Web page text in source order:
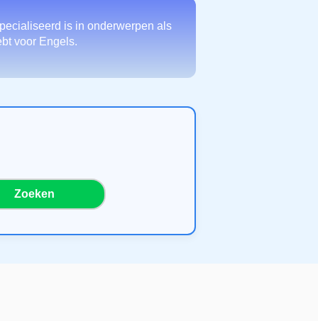
is in onderwerpen als
voor Engels.
Zoeken